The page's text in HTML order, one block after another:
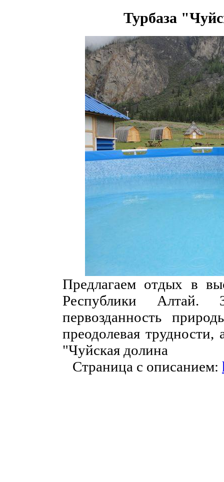
Турбаза
Предлагаем отдых в
Республики Алтай.
первозданность
преодолевая
"Чуйская долина
Страница с описанием: